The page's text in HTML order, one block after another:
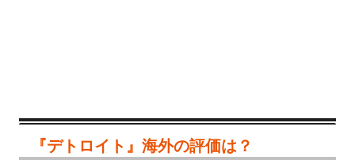
『デトロイト』海外の評価は？